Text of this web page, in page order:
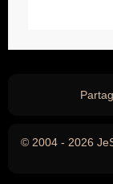
© 2004 - 2026